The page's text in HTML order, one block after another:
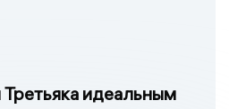
идеальным